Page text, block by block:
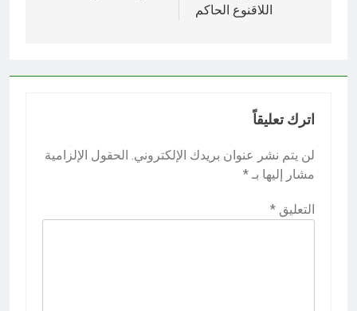
اللاقنوع الحاكم
اترك تعليقاً
لن يتم نشر عنوان بريدك الإلكتروني. الحقول الإلزامية
مشار إليها بـ *
التعليق *